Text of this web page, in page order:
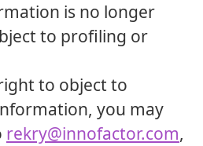
is no longer
to profiling or
to object to
you may
rekry@innofactor.com,